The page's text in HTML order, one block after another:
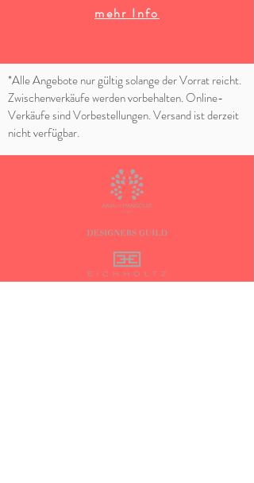
mehr Info
*Alle Angebote nur gültig solange der Vorrat reicht.
Zwischenverkäufe werden vorbehalten. Online-
Verkäufe sind Vorbestellungen. Versand ist derzeit
nicht verfügbar.